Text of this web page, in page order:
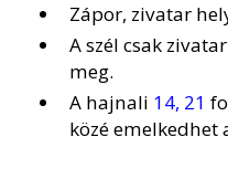
Zápor, zivatar
A szél csak
meg.
A hajnali 14, 21
közé emelkedhet